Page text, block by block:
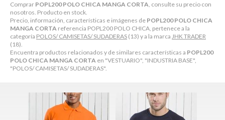
Comprar POPL200 POLO CHICA MANGA CORTA, consulte su precio con
nosotros. Producto en stock.
Precio, información, características e imágenes de POPL200 POLO CHICA
MANGA CORTA referencia POPL200 POLO CHICA, pertenece a la
categoría POLOS/ CAMISETAS/ SUDADERAS (13) y a la marca JHK TRADER
(18).
Encuentra productos relacionados y de similares características a POPL200
POLO CHICA MANGA CORTA en "VESTUARIO", "INDUSTRIA BASE",
"POLOS/ CAMISETAS/ SUDADERAS".